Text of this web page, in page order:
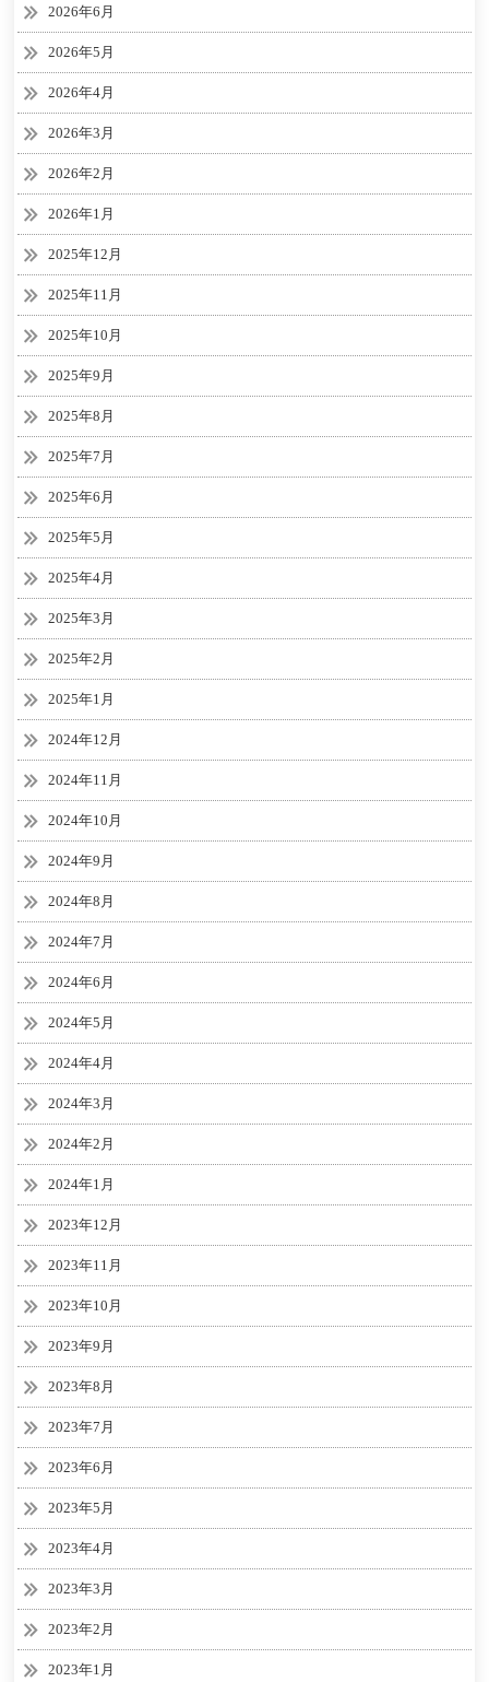
2026年6月
2026年5月
2026年4月
2026年3月
2026年2月
2026年1月
2025年12月
2025年11月
2025年10月
2025年9月
2025年8月
2025年7月
2025年6月
2025年5月
2025年4月
2025年3月
2025年2月
2025年1月
2024年12月
2024年11月
2024年10月
2024年9月
2024年8月
2024年7月
2024年6月
2024年5月
2024年4月
2024年3月
2024年2月
2024年1月
2023年12月
2023年11月
2023年10月
2023年9月
2023年8月
2023年7月
2023年6月
2023年5月
2023年4月
2023年3月
2023年2月
2023年1月